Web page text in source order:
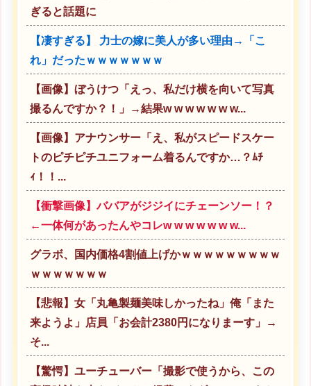
ぎると話題に
【凄すぎる】 力士の嫁に美人が多い理由→「こ
れ」だったｗｗｗｗｗｗｗ
【画像】ぼうけつ「えっ、私だけ横を向いて写真
撮るんですか？！」→結果w w w w w w w...
【画像】アナウンサー「え、私がスピードスケー
トのピチピチユニフォーム着るんですか…？ﾑﾁ
ｨ！！...
【衝撃画像】ババアがジジイにチェーンソー！？
←一体何があったんやコレw w w w w w w...
グラボ、国内価格4割値上げかｗｗｗｗｗｗｗｗｗ
ｗｗｗｗｗｗｗ
【悲報】女「丸亀製麺美味しかったね」俺「また
来ようよ」店員「お会計2380円になりまーす」→
そ...
【驚愕】ユーチューバー「撮影で使うから、この